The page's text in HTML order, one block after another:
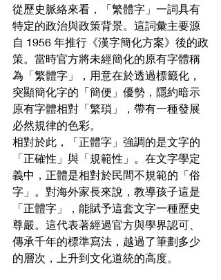
從歷史脈絡來看，「繁體字」一詞具有
特定的政治與政策背景。這詞彙主要源
自 1956 年推行《漢字簡化方案》後的政
策。當時官方將未經簡化的原有字體稱
為「繁體字」，用意在於透過標籤化，
突顯簡化字的「簡便」優勢，隱約暗示
原有字體相對「繁瑣」，帶有一種發展
必然規律的色彩。
相對於此，「正體字」強調的是文字的
「正確性」與「規範性」。在文字學定
義中，正體是相對於民間不規範的「俗
字」。對海外家長來說，教導孩子這是
「正體字」，能賦予這套文字一種歷史
尊嚴。這代表著經過官方與學界認可、
傳承千年的標準寫法，越過了筆劃多少
的層次，上升到文化道統的高度。